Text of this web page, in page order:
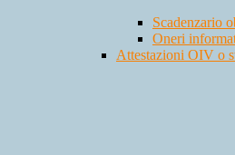
Scadenzario
Oneri
Attestazioni OIV o